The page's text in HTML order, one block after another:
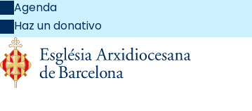
Agenda
Haz un donativo